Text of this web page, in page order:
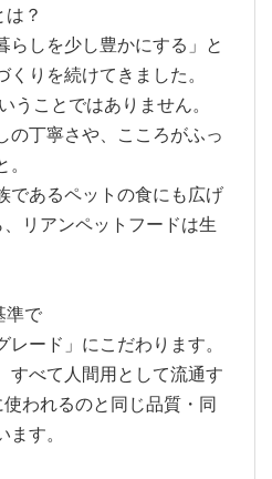
？
らしを少し豊かにする」と
りを続けてきました。
うことではありません。
の丁寧さや、こころがふっ
であるペットの食にも広げ
リアンペットフードは生
準で
ード」にこだわります。
すべて人間用として流通す
われるのと同じ品質・同
す。